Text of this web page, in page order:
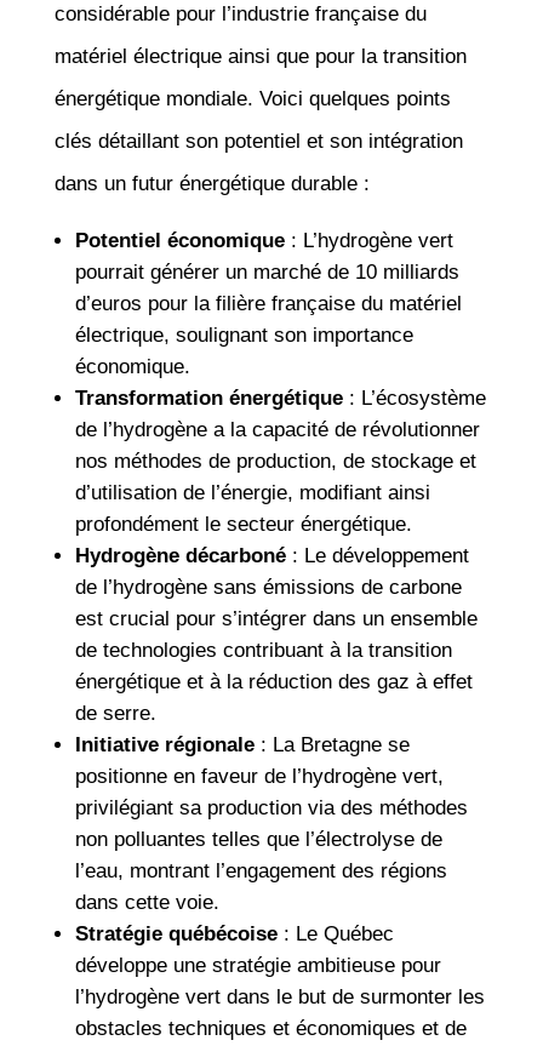
considérable pour l’industrie française du
matériel électrique ainsi que pour la transition
énergétique mondiale. Voici quelques points
clés détaillant son potentiel et son intégration
dans un futur énergétique durable :
Potentiel économique: L’hydrogène vert
pourrait générer un marché de 10 milliards
d’euros pour la filière française du matériel
électrique, soulignant son importance
économique.
Transformation énergétique: L’écosystème
de l’hydrogène a la capacité de révolutionner
nos méthodes de production, de stockage et
d’utilisation de l’énergie, modifiant ainsi
profondément le secteur énergétique.
Hydrogène décarboné: Le développement
de l’hydrogène sans émissions de carbone
est crucial pour s’intégrer dans un ensemble
de technologies contribuant à la transition
énergétique et à la réduction des gaz à effet
de serre.
Initiative régionale: La Bretagne se
positionne en faveur de l’hydrogène vert,
privilégiant sa production via des méthodes
non polluantes telles que l’électrolyse de
l’eau, montrant l’engagement des régions
dans cette voie.
Stratégie québécoise: Le Québec
développe une stratégie ambitieuse pour
l’hydrogène vert dans le but de surmonter les
obstacles techniques et économiques et de